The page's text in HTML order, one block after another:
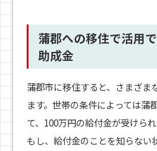
蒲郡への移住で活用
助成金
蒲郡市に移住すると、さまざま
ます。世帯の条件によっては蒲
て、100万円の給付金が受けら
もし、給付金のことを知らない